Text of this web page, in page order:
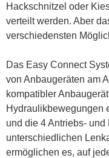
Hackschnitzel oder
verteilt werden. Aber
verschiedensten
Das Easy Connect
von Anbaugeräten am
kompatibler
Hydraulikbewegungen
und die 4 Antriebs- und
unterschiedlichen
ermöglichen es, auf